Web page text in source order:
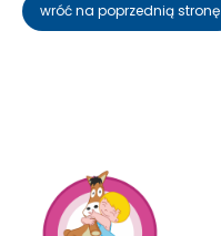
wróć na poprzednią stronę